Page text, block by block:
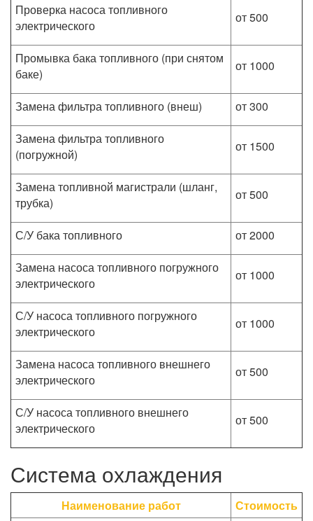
Проверка насоса топливного
электрического
от 500
Промывка бака топливного (при снятом
баке)
от 1000
Замена фильтра топливного (внеш)
от 300
Замена фильтра топливного
(погружной)
от 1500
Замена топливной магистрали (шланг,
трубка)
от 500
С/У бака топливного
от 2000
Замена насоса топливного погружного
электрического
от 1000
С/У насоса топливного погружного
электрического
от 1000
Замена насоса топливного внешнего
электрического
от 500
С/У насоса топливного внешнего
электрического
от 500
Система охлаждения
Наименование работ
Стоимость